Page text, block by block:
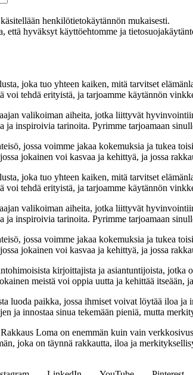
henkilötietokäytännön mukaisesti.
että hyväksyt käyttöehtomme ja
joka tuo yhteen kaiken, mitä tarvitset
voi tehdä erityistä, ja tarjoamme käytännön
valikoiman aiheita, jotka liittyvät
ja inspiroivia tarinoita. Pyrimme tarjoamaan
jossa voimme jakaa kokemuksia ja tukea
jokainen voi kasvaa ja kehittyä, ja jossa
joka tuo yhteen kaiken, mitä tarvitset
voi tehdä erityistä, ja tarjoamme käytännön
valikoiman aiheita, jotka liittyvät
ja inspiroivia tarinoita. Pyrimme tarjoamaan
jossa voimme jakaa kokemuksia ja tukea
jokainen voi kasvaa ja kehittyä, ja jossa
kirjoittajista ja asiantuntijoista, jotka
meistä voi oppia uutta ja kehittää itseään,
luoda paikka, jossa ihmiset voivat löytää iloa
ja innostaa sinua tekemään pieniä, mutta
Loma on enemmän kuin vain
joka on täynnä rakkautta, iloa ja